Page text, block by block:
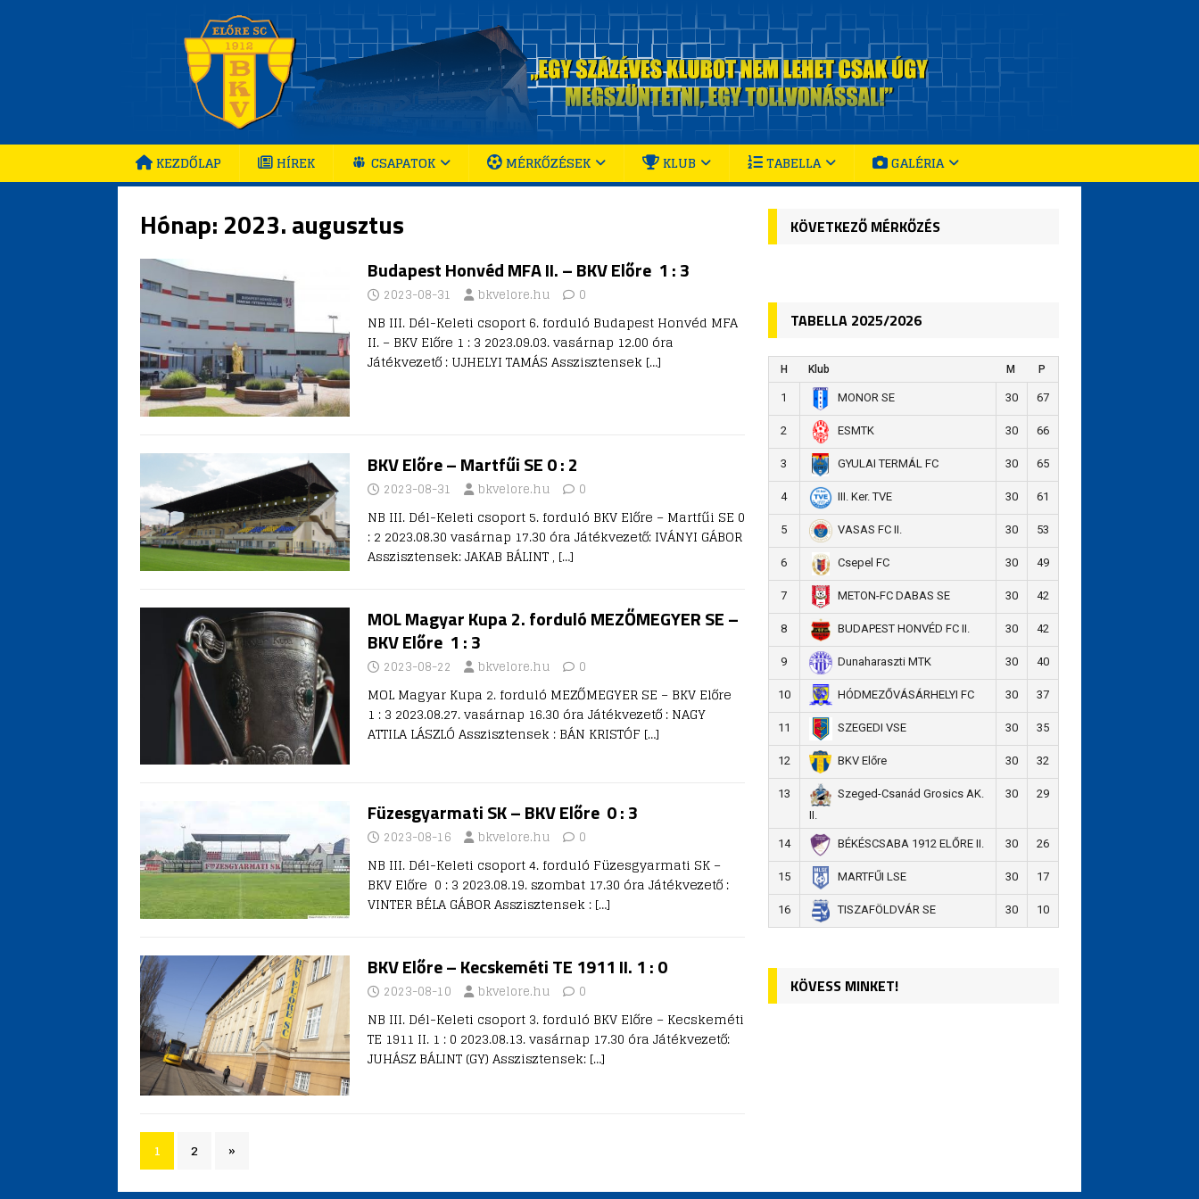
KEZDŐLAP HÍREK CSAPATOK MÉRKŐZÉSEK KLUB TABELLA GALÉRIA
Hónap: 2023. augusztus
Budapest Honvéd MFA II. – BKV Előre 1 : 3
2023-08-31 bkvelore.hu 0
NB III. Dél-Keleti csoport 6. forduló Budapest Honvéd MFA
II. – BKV Előre 1 : 3 2023.09.03. vasárnap 12.00 óra
Játékvezető : UJHELYI TAMÁS Asszisztensek […]
BKV Előre – Martfűi SE 0 : 2
2023-08-31 bkvelore.hu 0
NB III. Dél-Keleti csoport 5. forduló BKV Előre – Martfűi SE 0
: 2 2023.08.30 vasárnap 17.30 óra Játékvezető: IVÁNYI GÁBOR
Asszisztensek: JAKAB BÁLINT , […]
MOL Magyar Kupa 2. forduló MEZŐMEGYER SE –
BKV Előre 1 : 3
2023-08-22 bkvelore.hu 0
MOL Magyar Kupa 2. forduló MEZŐMEGYER SE – BKV Előre
1 : 3 2023.08.27. vasárnap 16.30 óra Játékvezető : NAGY
ATTILA LÁSZLÓ Asszisztensek : BÁN KRISTÓF […]
Füzesgyarmati SK – BKV Előre 0 : 3
2023-08-16 bkvelore.hu 0
NB III. Dél-Keleti csoport 4. forduló Füzesgyarmati SK –
BKV Előre 0 : 3 2023.08.19. szombat 17.30 óra Játékvezető :
VINTER BÉLA GÁBOR Asszisztensek : […]
BKV Előre – Kecskeméti TE 1911 II. 1 : 0
2023-08-10 bkvelore.hu 0
NB III. Dél-Keleti csoport 3. forduló BKV Előre – Kecskeméti
TE 1911 II. 1 : 0 2023.08.13. vasárnap 17.30 óra Játékvezető:
JUHÁSZ BÁLINT (GY) Asszisztensek: […]
1 2 »
KÖVETKEZŐ MÉRKŐZÉS
TABELLA 2025/2026
H Klub M P
1 MONOR SE 30 67
2 ESMTK 30 66
3 GYULAI TERMÁL FC 30 65
4 III. Ker. TVE 30 61
5 VASAS FC II. 30 53
6 Csepel FC 30 49
7 METON-FC DABAS SE 30 42
8 BUDAPEST HONVÉD FC II. 30 42
9 Dunaharaszti MTK 30 40
10 HÓDMEZŐVÁSÁRHELYI FC 30 37
11 SZEGEDI VSE 30 35
12 BKV Előre 30 32
13
Szeged-Csanád Grosics AK.
II.
30 29
14 BÉKÉSCSABA 1912 ELŐRE II. 30 26
15 MARTFŰI LSE 30 17
16 TISZAFÖLDVÁR SE 30 10
KÖVESS MINKET!